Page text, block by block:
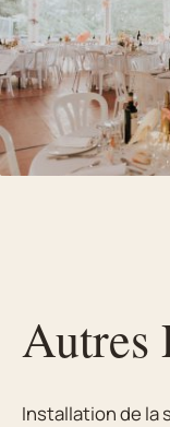
Autres
Installation de la